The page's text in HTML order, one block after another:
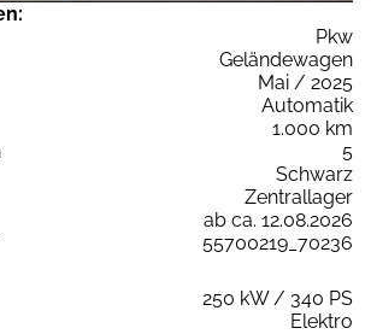
Pkw
Geländewagen
Mai / 2025
Automatik
1.000 km
5
Schwarz
Zentrallager
ab ca. 12.08.2026
55700219_70236
250 kW / 340 PS
Elektro